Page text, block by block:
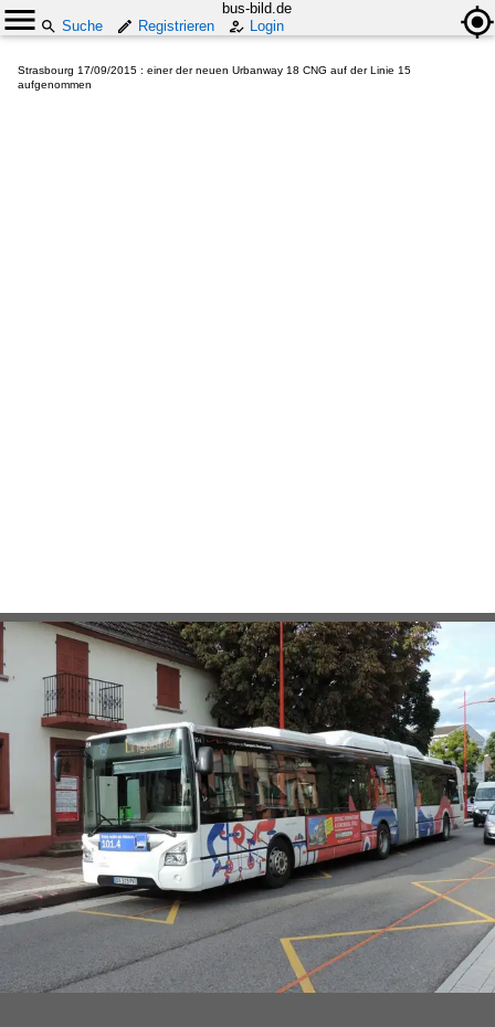
bus-bild.de
Suche
Registrieren Login
Strasbourg 17/09/2015 : einer der neuen Urbanway 18 CNG auf der Linie 15
aufgenommen